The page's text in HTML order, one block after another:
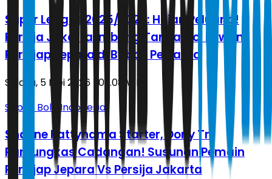
Super League 2025/2026: Hujan Peluang!
Persija Jakarta Imbang Tanpa Gol Lawan
Persijap Jepara di Babak Pertama
Selasa, 5 Mei 2026 | 03.08 WIB
Sepak Bola Indonesia
Shayne Pattynama Starter, Dony Tri
Pamungkas Cadangan! Susunan Pemain
Persijap Jepara Vs Persija Jakarta